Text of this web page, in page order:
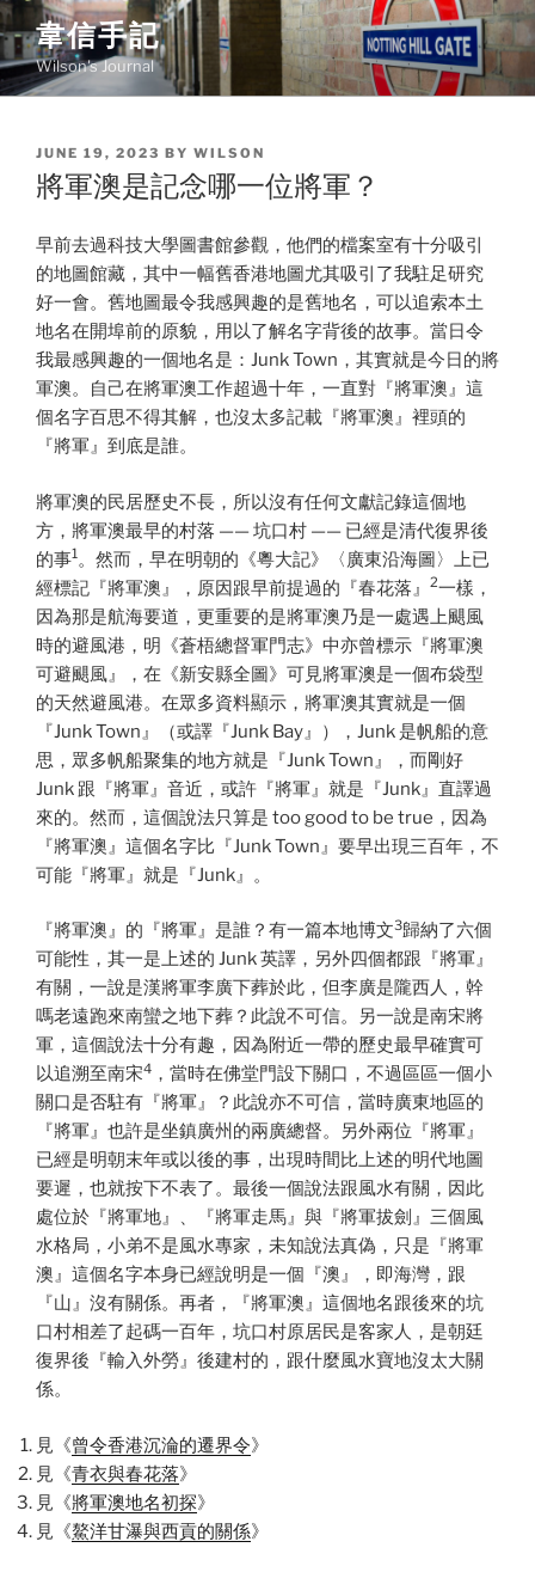
Skip
to
content
韋信手記
Wilson's Journal
POSTED
ON
JUNE 19, 2023 BY WILSON
將軍澳是記念哪一位將軍？
早前去過科技大學圖書館參觀，他們的檔案室有十分吸引
的地圖館藏，其中一幅舊香港地圖尤其吸引了我駐足研究
好一會。舊地圖最令我感興趣的是舊地名，可以追索本土
地名在開埠前的原貌，用以了解名字背後的故事。當日令
我最感興趣的一個地名是：Junk Town，其實就是今日的將
軍澳。自己在將軍澳工作超過十年，一直對『將軍澳』這
個名字百思不得其解，也沒太多記載『將軍澳』裡頭的
『將軍』到底是誰。
將軍澳的民居歷史不長，所以沒有任何文獻記錄這個地
方，將軍澳最早的村落 —— 坑口村 —— 已經是清代復界後
的事1。然而，早在明朝的《粵大記》〈廣東沿海圖〉上已
經標記『將軍澳』，原因跟早前提過的『春花落』
2一樣，
因為那是航海要道，更重要的是將軍澳乃是一處遇上颶風
時的避風港，明《蒼梧總督軍門志》中亦曾標示『將軍澳
可避颶風』，在《新安縣全圖》可見將軍澳是一個布袋型
的天然避風港。在眾多資料顯示，將軍澳其實就是一個
『Junk Town』（或譯『Junk Bay』），Junk 是帆船的意
思，眾多帆船聚集的地方就是『Junk Town』，而剛好
Junk 跟『將軍』音近，或許『將軍』就是『Junk』直譯過
來的。然而，這個說法只算是 too good to be true，因為
『將軍澳』這個名字比『Junk Town』要早出現三百年，不
可能『將軍』就是『Junk』。
『將軍澳』的『將軍』是誰？有一篇本地博文3歸納了六個
可能性，其一是上述的 Junk 英譯，另外四個都跟『將軍』
有關，一說是漢將軍李廣下葬於此，但李廣是隴西人，幹
嗎老遠跑來南蠻之地下葬？此說不可信。另一說是南宋將
軍，這個說法十分有趣，因為附近一帶的歷史最早確實可
以追溯至南宋4 ，當時在佛堂門設下關口，不過區區一個小
關口是否駐有『將軍』？此說亦不可信，當時廣東地區的
『將軍』也許是坐鎮廣州的兩廣總督。另外兩位『將軍』
已經是明朝末年或以後的事，出現時間比上述的明代地圖
要遲，也就按下不表了。最後一個說法跟風水有關，因此
處位於『將軍地』、『將軍走馬』與『將軍拔劍』三個風
水格局，小弟不是風水專家，未知說法真偽，只是『將軍
澳』這個名字本身已經說明是一個『澳』，即海灣，跟
『山』沒有關係。再者，『將軍澳』這個地名跟後來的坑
口村相差了起碼一百年，坑口村原居民是客家人，是朝廷
復界後『輸入外勞』後建村的，跟什麼風水寶地沒太大關
係。
見《曾令香港沉淪的遷界令》
見《青衣與春花落》
見《將軍澳地名初探》
見《鰲洋甘瀑與西貢的關係》